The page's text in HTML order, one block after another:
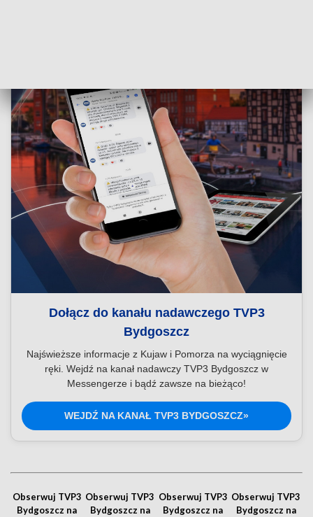
Dołącz do kanału nadawczego TVP3
Bydgoszcz
Najświeższe informacje z Kujaw i Pomorza na wyciągnięcie
ręki. Wejdź na kanał nadawczy TVP3 Bydgoszcz w
Messengerze i bądź zawsze na bieżąco!
WEJDŹ NA KANAŁ TVP3 BYDGOSZCZ»
Obserwuj TVP3
Bydgoszcz na
Obserwuj TVP3
Bydgoszcz na
Obserwuj TVP3
Bydgoszcz na
Obserwuj TVP3
Bydgoszcz na